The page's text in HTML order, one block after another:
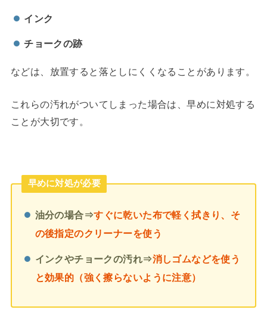
インク
チョークの跡
などは、放置すると落としにくくなることがあります。
これらの汚れがついてしまった場合は、早めに対処する
ことが大切です。
早めに対処が必要
油分の場合⇒すぐに乾いた布で軽く拭きり、そ
の後指定のクリーナーを使う
インクやチョークの汚れ⇒消しゴムなどを使う
と効果的（強く擦らないように注意）